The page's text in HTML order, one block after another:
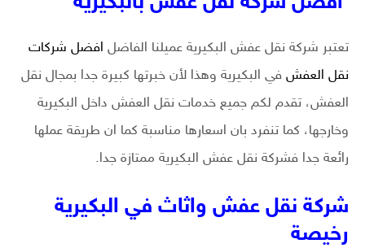
تعتبر شركة نقل عفش البكيرية عميلنا الفاضل افضل شركات
نقل العفش في البكيرية وهذا لأن خبرتها كبيرة جدا بمجال نقل
العفش، تقدم لكم جميع خدمات نقل العفش داخل البكيرية
وخارجها، كما تنفرد بان اسعارها مناسبة كما ان طريقة عملها
رائعة جدا فشركة نقل عفش البكيرية ممتازة جدا.
شركة نقل عفش واثاث في البكيرية
رخيصة